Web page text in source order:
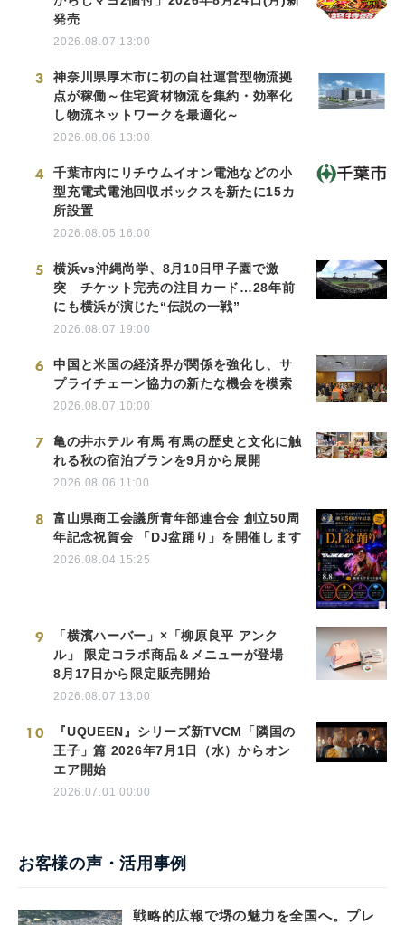
発売
2026.08.07 13:00
3
神奈川県厚木市に初の自社運営型物流拠
点が稼働～住宅資材物流を集約・効率化
し物流ネットワークを最適化～
2026.08.06 13:00
4
千葉市内にリチウムイオン電池などの小
型充電式電池回収ボックスを新たに15カ
所設置
2026.08.05 16:00
5
横浜vs沖縄尚学、8月10日甲子園で激
突 チケット完売の注目カード…28年前
にも横浜が演じた“伝説の一戦”
2026.08.07 19:00
6
中国と米国の経済界が関係を強化し、サ
プライチェーン協力の新たな機会を模索
2026.08.07 10:00
7
亀の井ホテル 有馬 有馬の歴史と文化に触
れる秋の宿泊プランを9月から展開
2026.08.06 11:00
8
富山県商工会議所青年部連合会 創立50周
年記念祝賀会 「DJ盆踊り」を開催します
2026.08.04 15:25
9
「横濱ハーバー」×「柳原良平 アンク
ル」 限定コラボ商品＆メニューが登場
8月17日から限定販売開始
2026.08.07 13:00
10
『UQUEEN』シリーズ新TVCM「隣国の
王子」篇 2026年7月1日（水）からオン
エア開始
2026.07.01 00:00
お客様の声・活用事例
戦略的広報で堺の魅力を全国へ。プレ